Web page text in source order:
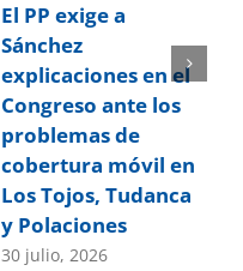
El PP exige a
Sánchez
explicaciones en el
Congreso ante los
problemas de
cobertura móvil en
Los Tojos, Tudanca
y Polaciones
30 julio, 2026